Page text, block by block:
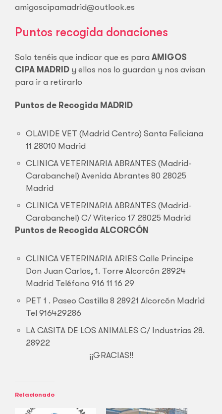
amigoscipamadrid@outlook.es
Puntos recogida donaciones
Solo tenéis que indicar que es paraAMIGOS
CIPA MADRID y ellos nos lo guardan y nos avisan
para ir a retirarlo
Puntos de Recogida MADRID
OLAVIDE VET (Madrid Centro) Santa Feliciana
11 28010 Madrid
CLINICA VETERINARIA ABRANTES (Madrid-
Carabanchel) Avenida Abrantes 80 28025
Madrid
CLINICA VETERINARIA ABRANTES (Madrid-
Carabanchel) C/ Witerico 17 28025 Madrid
Puntos de Recogida ALCORCÓN
CLINICA VETERINARIA ARIES Calle Principe
Don Juan Carlos, 1. Torre Alcorcón 28924
Madrid Teléfono 916 11 16 29
PET 1 . Paseo Castilla 8 28921 Alcorcón Madrid
Tel 916429286
LA CASITA DE LOS ANIMALES C/ Industrias 28.
28922
¡¡GRACIAS!!
Relacionado